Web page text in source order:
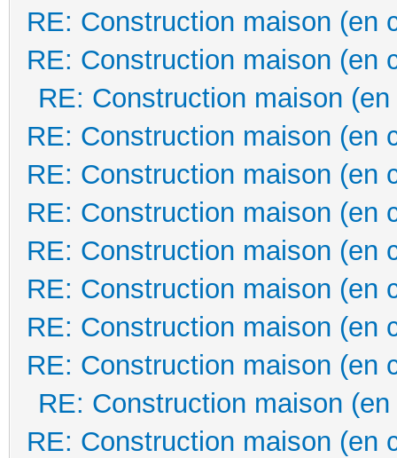
RE: Construction maison (en
RE: Construction maison (en
RE: Construction maison
RE: Construction maison (en
RE: Construction maison (en
RE: Construction maison (en
RE: Construction maison (en
RE: Construction maison (en
RE: Construction maison (en
RE: Construction maison (en
RE: Construction maison
RE: Construction maison (en